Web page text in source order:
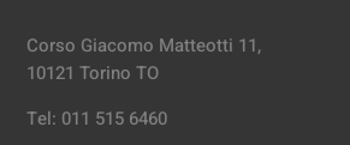
Corso Giacomo Matteotti 11,
10121 Torino TO
Tel: 011 515 6460